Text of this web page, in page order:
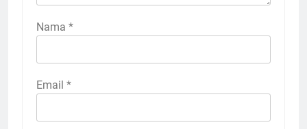
Nama *
Email *